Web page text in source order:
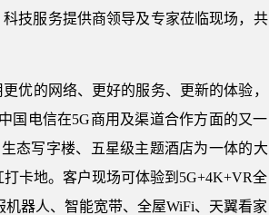
技服务提供商领导及专家莅临现场，共
优的网络、更好的服务、更新的体验，
国电信在5G商用及渠道合作方面的又一
态写字楼、五星级主题酒店为一体的大
卡地。客户现场可体验到5G+4K+VR全
器人、智能宽带、全屋WiFi、天翼看家